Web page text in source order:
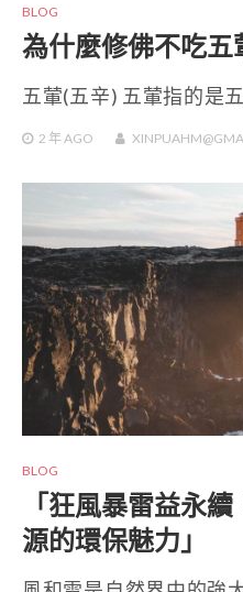
BLOG
為什麼修佛不吃五
五葷(五辛) 五葷指的是
2 年 AGO
BLOG
「狂風暴雷益永
源的環保魅力」